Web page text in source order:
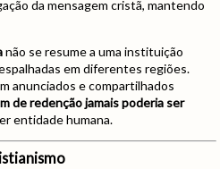
da mensagem cristã, mantendo
não se resume a uma instituição
em diferentes regiões.
anunciados e compartilhados
de redenção jamais poderia ser
entidade humana.